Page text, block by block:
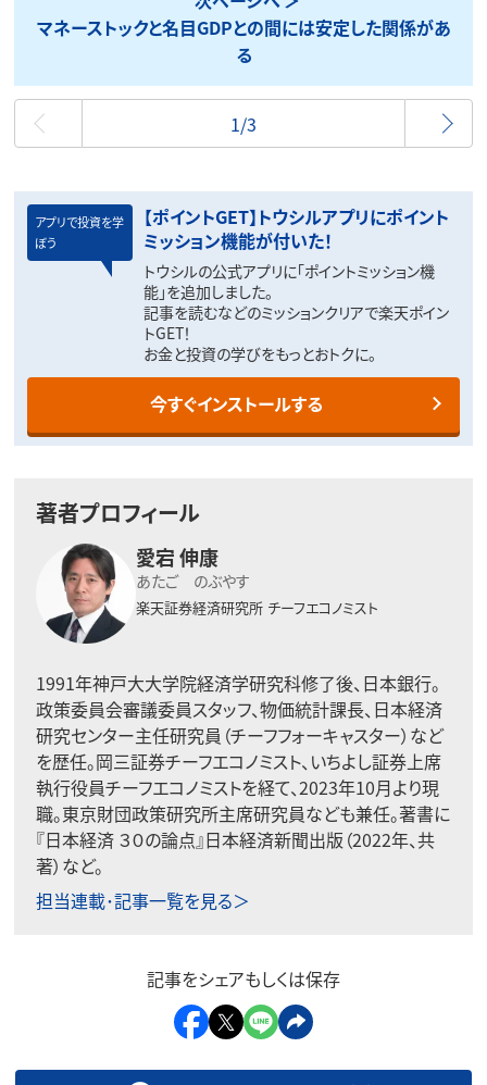
マネーストックと名目GDPとの間には安定した関係があ
る
最初
1/3
アプリで投資を学
ぼう
【ポイントGET】トウシルアプリにポイント
ミッション機能が付いた！
トウシルの公式アプリに「ポイントミッション機
能」を追加しました。
記事を読むなどのミッションクリアで楽天ポイン
トGET！
お金と投資の学びをもっとおトクに。
今すぐインストールする
著者プロフィール
愛宕 伸康
あたご のぶやす
楽天証券経済研究所 チーフエコノミスト
1991年神戸大大学院経済学研究科修了後、日本銀行。
政策委員会審議委員スタッフ、物価統計課長、日本経済
研究センター主任研究員（チーフフォーキャスター）など
を歴任。岡三証券チーフエコノミスト、いちよし証券上席
執行役員チーフエコノミストを経て、2023年10月より現
職。東京財団政策研究所主席研究員なども兼任。著書に
『日本経済 ３０の論点』日本経済新聞出版（2022年、共
著）など。
担当連載･記事一覧を見る＞
記事をシェアもしくは保存